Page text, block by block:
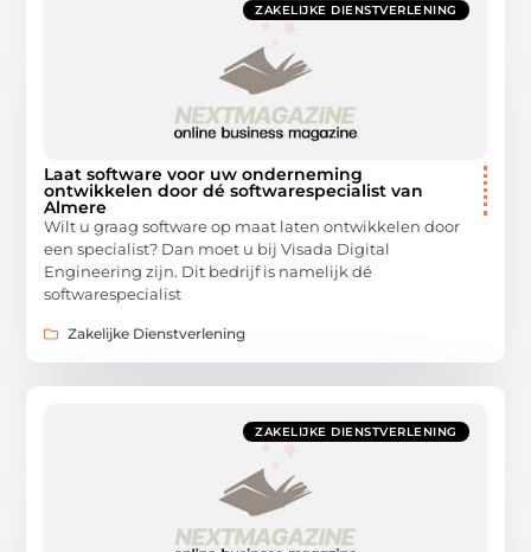
ZAKELIJKE DIENSTVERLENING
Laat software voor uw onderneming
ontwikkelen door dé softwarespecialist van
Almere
Wilt u graag software op maat laten ontwikkelen door
een specialist? Dan moet u bij Visada Digital
Engineering zijn. Dit bedrijf is namelijk dé
softwarespecialist
Zakelijke Dienstverlening
ZAKELIJKE DIENSTVERLENING